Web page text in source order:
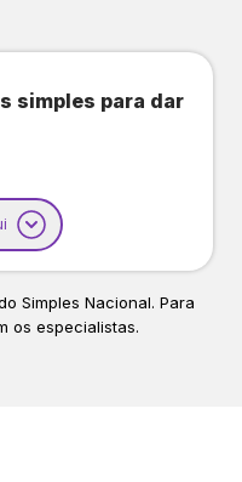
simples para dar
Simples Nacional. Para
os especialistas.